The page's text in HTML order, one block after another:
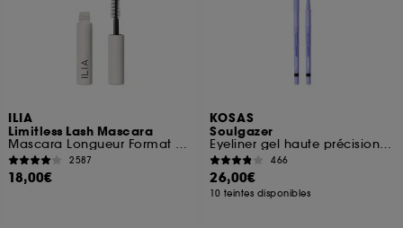
ILIA
Limitless Lash Mascara
Mascara Longueur Format Voyage
2587
18,00€
KOSAS
Soulgazer
Eyeliner gel haute précision longue tenue
466
26,00€
10 teintes disponibles